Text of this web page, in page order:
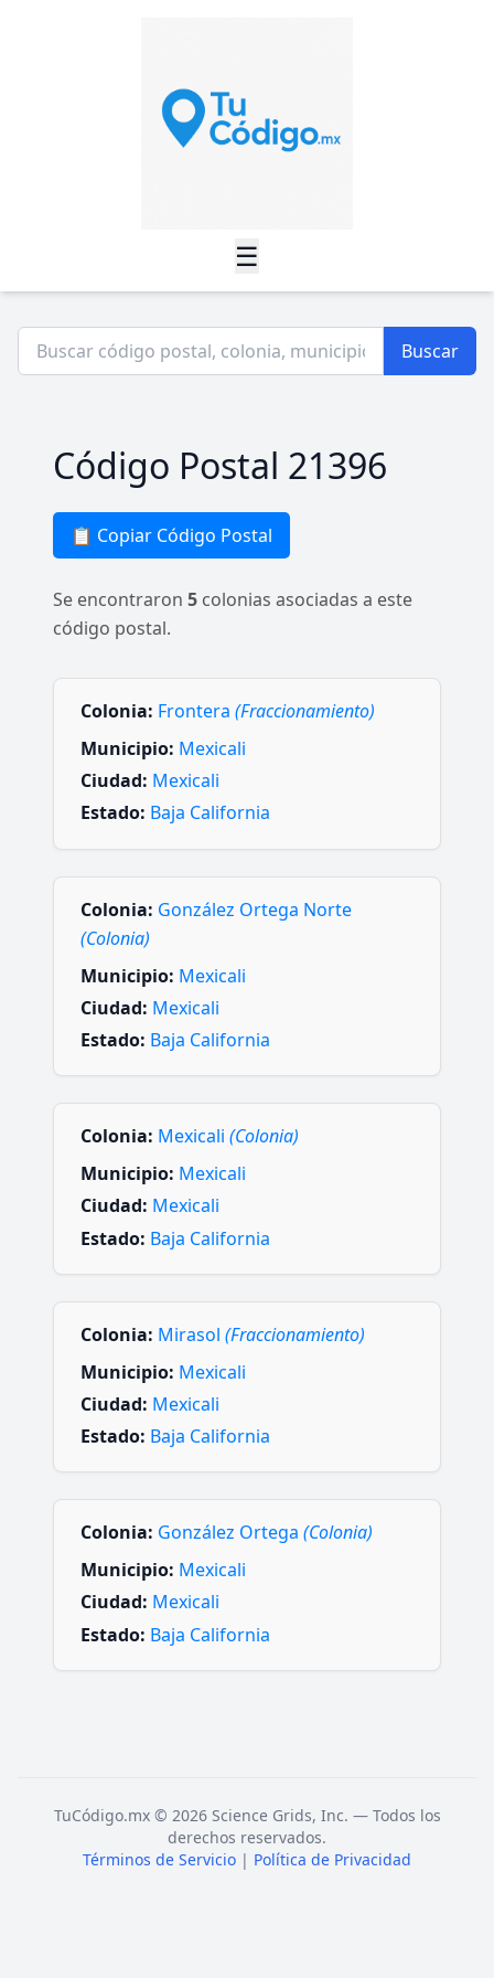
☰
Buscar
Código Postal 21396
📋 Copiar Código Postal
Se encontraron 5 colonias asociadas a este
código postal.
Colonia: Frontera (Fraccionamiento)
Municipio: Mexicali
Ciudad: Mexicali
Estado: Baja California
Colonia: González Ortega Norte
(Colonia)
Municipio: Mexicali
Ciudad: Mexicali
Estado: Baja California
Colonia: Mexicali (Colonia)
Municipio: Mexicali
Ciudad: Mexicali
Estado: Baja California
Colonia: Mirasol (Fraccionamiento)
Municipio: Mexicali
Ciudad: Mexicali
Estado: Baja California
Colonia: González Ortega (Colonia)
Municipio: Mexicali
Ciudad: Mexicali
Estado: Baja California
TuCódigo.mx © 2026 Science Grids, Inc. — Todos los
derechos reservados.
Términos de Servicio | Política de Privacidad